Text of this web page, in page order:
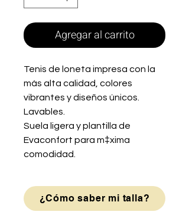
Agregar al carrito
Tenis de loneta impresa con la
más alta calidad, colores
vibrantes y diseños únicos.
Lavables.
Suela ligera y plantilla de
Evaconfort para m‡xima
comodidad.
¿Cómo saber mi talla?